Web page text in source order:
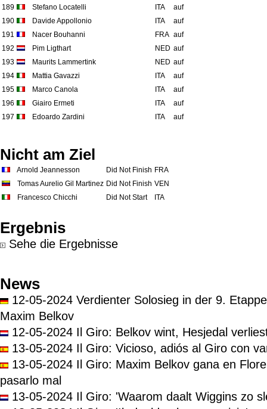
189
Stefano Locatelli ITA
auf
190
Davide Appollonio ITA
auf
191
Nacer Bouhanni FRA auf
192
Pim Ligthart NED auf
193
Maurits Lammertink NED auf
194
Mattia Gavazzi ITA
auf
195
Marco Canola ITA
auf
196
Giairo Ermeti ITA
auf
197
Edoardo Zardini ITA auf
Nicht am Ziel
Arnold Jeannesson Did Not Finish FRA
Tomas Aurelio Gil Martinez Did Not Finish VEN
Francesco Chicchi
Did Not Start ITA
Ergebnis
Sehe die Ergebnisse
News
12-05-2024 Verdienter Solosieg in der 9.
Maxim Belkov
12-05-2024 Il Giro: Belkov wint, Hesjedal
13-05-2024 Il Giro: Vicioso, adiós al Giro con
13-05-2024 Il Giro: Maxim Belkov gana en
pasarlo mal
13-05-2024 Il Giro: 'Waarom daalt Wiggins zo